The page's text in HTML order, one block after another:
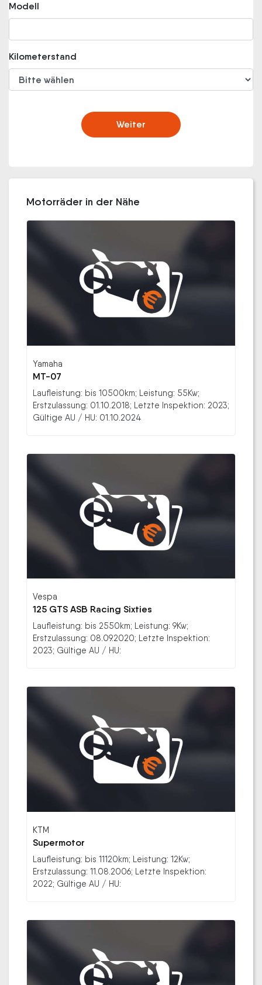
Modell
Kilometerstand
Weiter
Motorräder in der Nähe
Yamaha
MT-07
Laufleistung: bis 10500km; Leistung: 55Kw;
Erstzulassung: 01.10.2018; Letzte Inspektion: 2023;
Gültige AU / HU: 01.10.2024
Vespa
125 GTS ASB Racing Sixties
Laufleistung: bis 2550km; Leistung: 9Kw;
Erstzulassung: 08.09.2020; Letzte Inspektion:
2023; Gültige AU / HU:
KTM
Supermotor
Laufleistung: bis 11120km; Leistung: 12Kw;
Erstzulassung: 11.08.2006; Letzte Inspektion:
2022; Gültige AU / HU: